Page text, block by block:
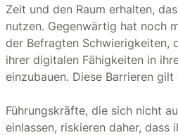
Zeit und den Raum erhalten,
nutzen. Gegenwärtig hat noch
der Befragten Schwierigkeiten,
ihrer digitalen Fähigkeiten in
einzubauen. Diese Barrieren gilt
Führungskräfte, die sich nicht
einlassen, riskieren daher, dass